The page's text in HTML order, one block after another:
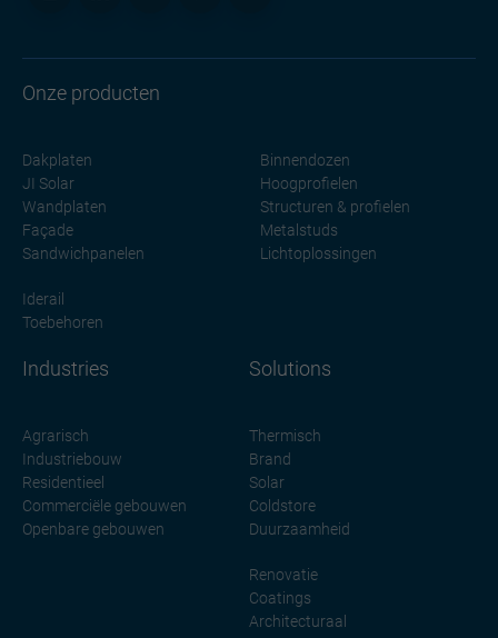
Onze producten
Dakplaten
JI Solar
Wandplaten
Façade
Sandwichpanelen
Binnendozen
Hoogprofielen
Structuren & profielen
Metalstuds
Lichtoplossingen
Iderail
Toebehoren
Industries
Agrarisch
Industriebouw
Residentieel
Commerciële gebouwen
Openbare gebouwen
Solutions
Thermisch
Brand
Solar
Coldstore
Duurzaamheid
Renovatie
Coatings
Architecturaal